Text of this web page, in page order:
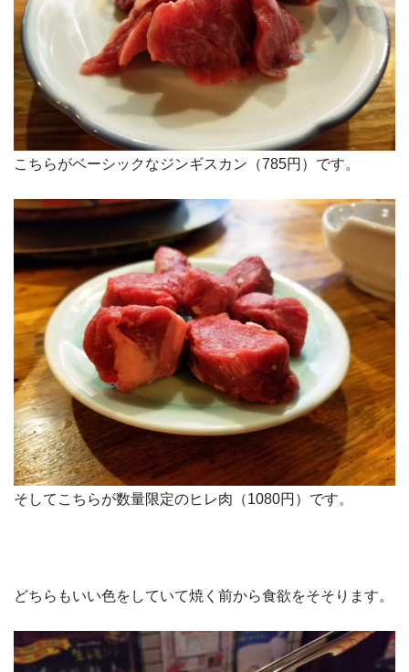
こちらがベーシックなジンギスカン（785円）です。
そしてこちらが数量限定のヒレ肉（1080円）です。
どちらもいい色をしていて焼く前から食欲をそそります。